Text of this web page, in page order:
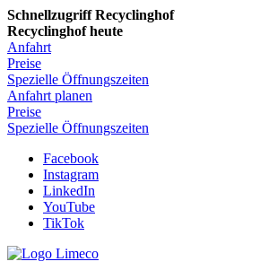
Schnellzugriff Recyclinghof
Recyclinghof heute
Anfahrt
Preise
Spezielle Öffnungszeiten
Anfahrt planen
Preise
Spezielle Öffnungszeiten
Facebook
Instagram
LinkedIn
YouTube
TikTok